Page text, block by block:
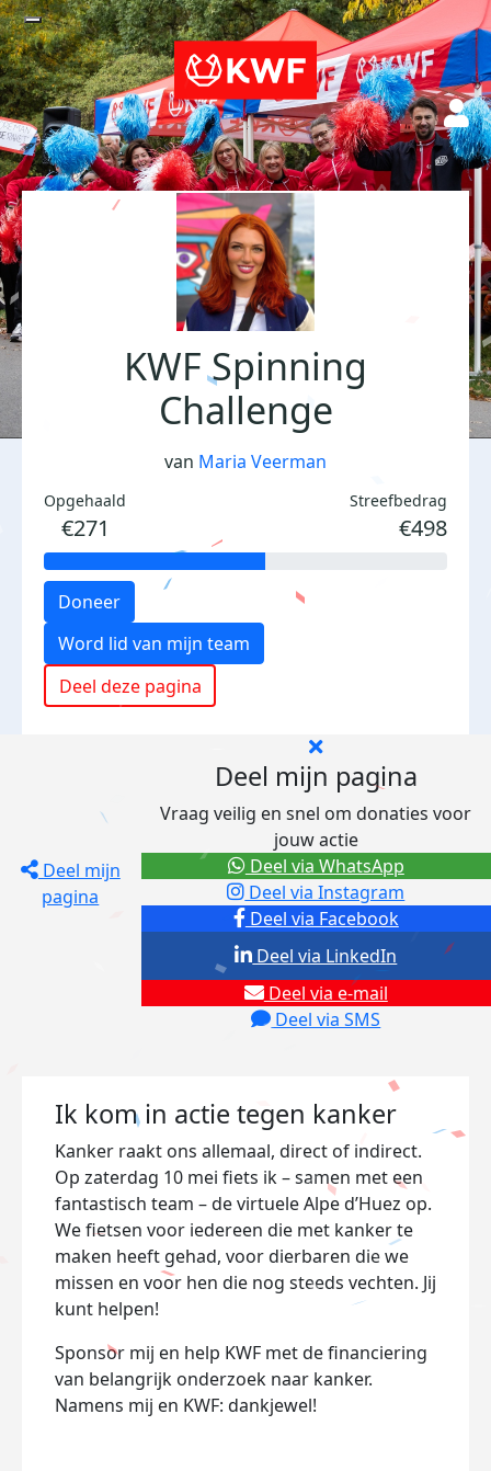
KWF Spinning
Challenge
van Maria Veerman
Opgehaald
€271
Streefbedrag
€498
Doneer
Word lid van mijn team
Deel deze pagina
Deel mijn
pagina
Deel mijn pagina
Vraag veilig en snel om donaties voor
jouw actie
Deel via Facebook
Deel via Instagram
Deel via e-mail
Deel via SMS
Deel via LinkedIn
Deel via WhatsApp
Ik kom in actie tegen kanker
Kanker raakt ons allemaal, direct of indirect.
Op zaterdag 10 mei fiets ik – samen met een
fantastisch team – de virtuele Alpe d’Huez op.
We fietsen voor iedereen die met kanker te
maken heeft gehad, voor dierbaren die we
missen en voor hen die nog steeds vechten. Jij
kunt helpen!
Sponsor mij en help KWF met de financiering
van belangrijk onderzoek naar kanker.
Namens mij en KWF: dankjewel!